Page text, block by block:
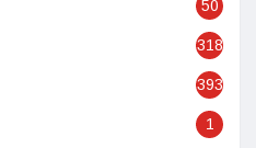
50
318
393
1